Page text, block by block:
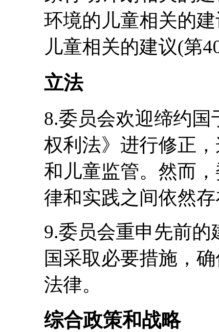
环境的儿童相关的
儿童相关的建议(第
立法
8.委员会欢迎缔约国
权利法》进行修正
和儿童监管。然而
律和实践之间依然
9.委员会重申先前
国采取必要措施，
法律。
综合政策和战略